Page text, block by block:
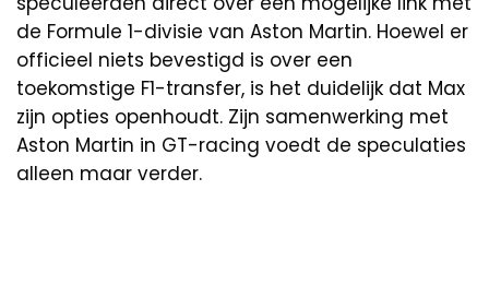
de Formule 1-divisie van Aston Martin. Hoewel er
officieel niets bevestigd is over een
toekomstige F1-transfer, is het duidelijk dat Max
zijn opties openhoudt. Zijn samenwerking met
Aston Martin in GT-racing voedt de speculaties
alleen maar verder.